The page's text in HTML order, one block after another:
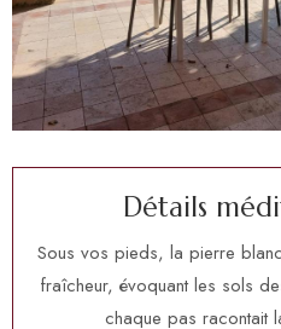
Détails médi
Sous vos pieds, la pierre
fraîcheur, évoquant les sols
chaque pas racontait